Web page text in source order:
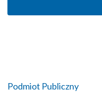
Podmiot Publiczny